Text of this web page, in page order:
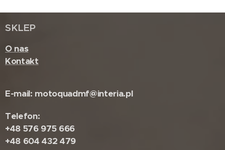
SKLEP
O nas
Kontakt
E-mail: motoquadmf@interia.pl
Telefon:
+48 576 975 666
+48 604 432 479